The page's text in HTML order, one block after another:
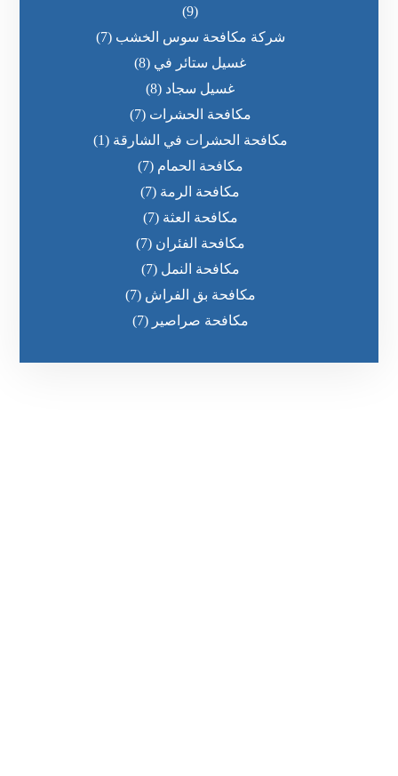
(9)
شركة مكافحة سوس الخشب (7)
غسيل ستائر في (8)
غسيل سجاد (8)
مكافحة الحشرات (7)
مكافحة الحشرات في الشارقة (1)
مكافحة الحمام (7)
مكافحة الرمة (7)
مكافحة العثة (7)
مكافحة الفئران (7)
مكافحة النمل (7)
مكافحة بق الفراش (7)
مكافحة صراصير (7)